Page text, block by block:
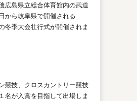
広島県立総合体育館内の武道
から岐阜県で開催される
冬季大会壮行式が開催されま
競技、クロスカントリー競技
名が入賞を目指して出場しま